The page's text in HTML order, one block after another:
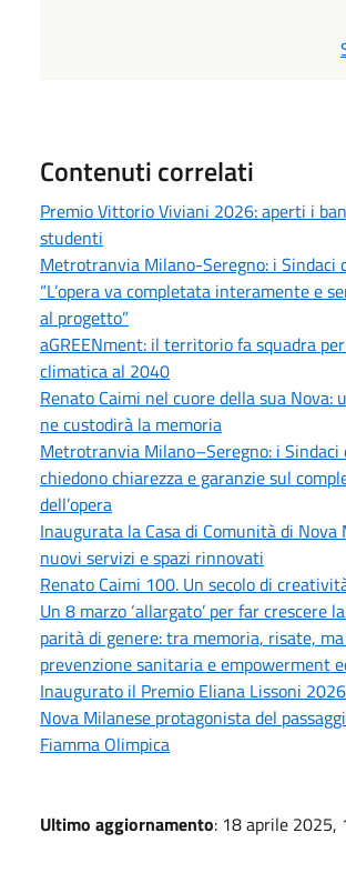
Contenuti correlati
Premio Vittorio Viviani 2026: aperti i
studenti
Metrotranvia Milano-Seregno: i Sindaci
“L’opera va completata interamente e
al progetto”
aGREENment: il territorio fa squadra
climatica al 2040
Renato Caimi nel cuore della sua Nova:
ne custodirà la memoria
Metrotranvia Milano–Seregno: i Sindaci
chiedono chiarezza e garanzie sul
dell’opera
Inaugurata la Casa di Comunità di Nova
nuovi servizi e spazi rinnovati
Renato Caimi 100. Un secolo di
Un 8 marzo ‘allargato’ per far crescere
parità di genere: tra memoria, risate,
prevenzione sanitaria e empowerment
Inaugurato il Premio Eliana Lissoni 2026
Nova Milanese protagonista del
Fiamma Olimpica
Ultimo aggiornamento: 18 aprile 2025,